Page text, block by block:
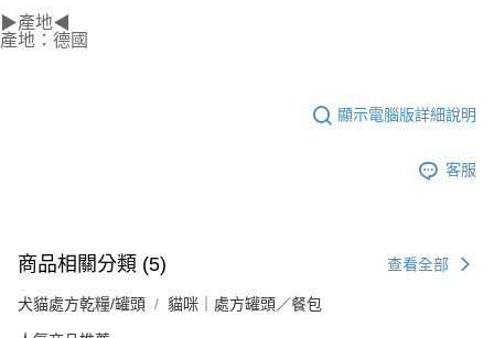
▶產地◀
產地：德國
顯示電腦版詳細說明
客服
商品相關分類 (5) 查看全部
犬貓處方乾糧/罐頭 貓咪｜處方罐頭／餐包